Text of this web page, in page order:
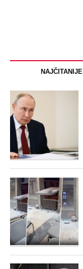
NAJČITANIJE